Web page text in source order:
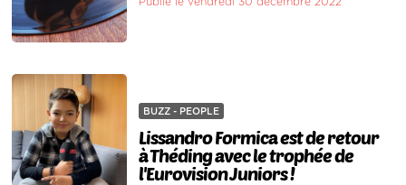
BUZZ - PEOPLE
Lissandro Formica est de retour
à Théding avec le trophée de
l'Eurovision Juniors !